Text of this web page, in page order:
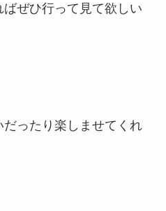
ぜひ行って見て欲しい
ったり楽しませてくれ